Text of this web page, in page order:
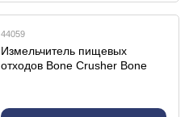
44059
Измельчитель пищевых
отходов Bone Crusher Bone